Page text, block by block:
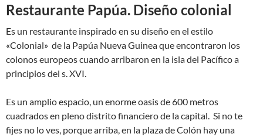
Restaurante Papúa. Diseño colonial
Es un restaurante inspirado en su diseño en el estilo
«Colonial» de la Papúa Nueva Guinea que encontraron los
colonos europeos cuando arribaron en la isla del Pacífico a
principios del s. XVI.
Es un amplio espacio, un enorme oasis de 600 metros
cuadrados en pleno distrito financiero de la capital. Si no te
fijes no lo ves, porque arriba, en la plaza de Colón hay una